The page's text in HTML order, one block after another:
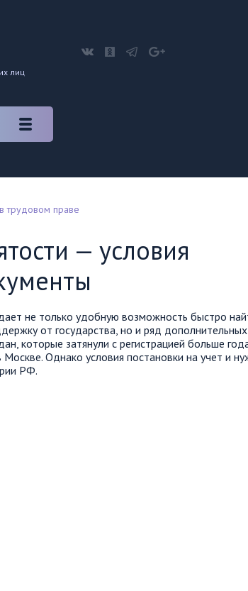
лиц
трудовом праве
— условия
не только удобную возможность быстро
от государства, но и ряд
которые затянули с регистрацией больше
Однако условия постановки на учет и
РФ.